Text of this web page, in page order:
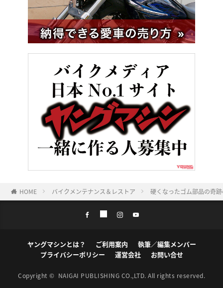
HOME バイクメンテナンス＆レストア 硬くなったゴム部品の奇
ヤングマシンとは？ ご利用案内
執筆／編集メンバー
プライバシーポリシー
運営会社 お問い合せ
Copyright © NAIGAI PUBLISHING CO.,LTD. All rights reserved.